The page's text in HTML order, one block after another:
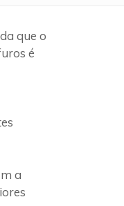
que o
é
a